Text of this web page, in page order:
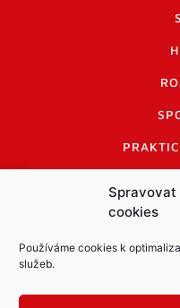
Spravovat
cookies
Používáme cookies k
služeb.
INFORMACE A
LOGO